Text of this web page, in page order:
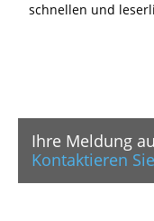
schnellen und
Ihre Meldung
Kontaktieren